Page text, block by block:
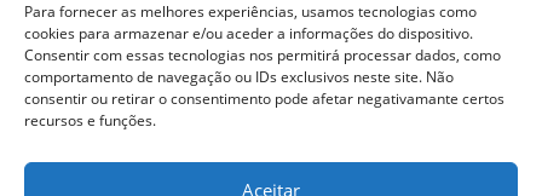
Para fornecer as melhores experiências, usamos tecnologias como
cookies para armazenar e/ou aceder a informações do dispositivo.
Consentir com essas tecnologias nos permitirá processar dados, como
comportamento de navegação ou IDs exclusivos neste site. Não
consentir ou retirar o consentimento pode afetar negativamante certos
recursos e funções.
Aceitar
Publicidade